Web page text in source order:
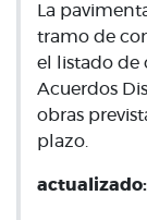
La
tramo de
el listado de
Acuerdos
obras
plazo.
actualizado: